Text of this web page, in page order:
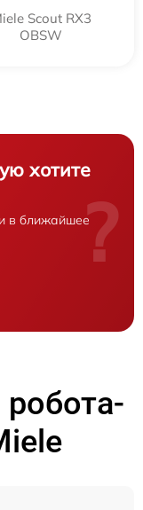
Scout RX3
OBSW
хотите
в ближайшее?